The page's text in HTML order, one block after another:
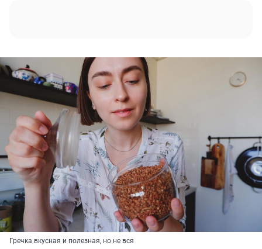
Гречка вкусная и полезная, но не вся